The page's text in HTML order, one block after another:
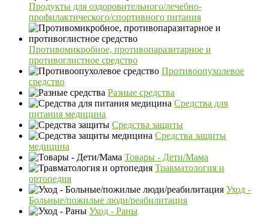
Продукты для оздоровительного/лечебно-
профилактического/спортивного питания
Противомикробное, противопаразитарное и
противоглистное средство
Противоопухолевое
средство
Разные средства
Средства для
питания медицина
Средства защиты
Средства защиты
медицина
Товары - Дети/Мама
Травматология и
ортопедия
Уход -
Больные/пожилые люди/реабилитация
Уход - Раны